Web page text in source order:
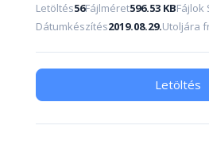
Letöltés56Fájlméret596.53 KBFájlok
Dátumkészítés2019.08.29.Utoljára
Letöltés